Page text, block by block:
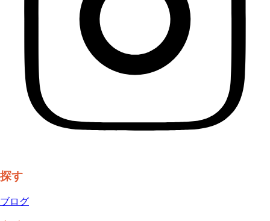
探す
ブログ